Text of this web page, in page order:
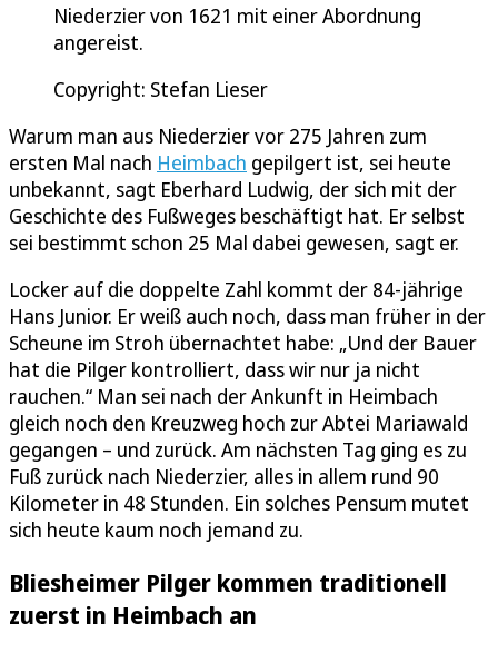
Niederzier von 1621 mit einer Abordnung
angereist.
Copyright: Stefan Lieser
Warum man aus Niederzier vor 275 Jahren zum
ersten Mal nach Heimbach gepilgert ist, sei heute
unbekannt, sagt Eberhard Ludwig, der sich mit der
Geschichte des Fußweges beschäftigt hat. Er selbst
sei bestimmt schon 25 Mal dabei gewesen, sagt er.
Locker auf die doppelte Zahl kommt der 84-jährige
Hans Junior. Er weiß auch noch, dass man früher in der
Scheune im Stroh übernachtet habe: „Und der Bauer
hat die Pilger kontrolliert, dass wir nur ja nicht
rauchen.“ Man sei nach der Ankunft in Heimbach
gleich noch den Kreuzweg hoch zur Abtei Mariawald
gegangen – und zurück. Am nächsten Tag ging es zu
Fuß zurück nach Niederzier, alles in allem rund 90
Kilometer in 48 Stunden. Ein solches Pensum mutet
sich heute kaum noch jemand zu.
Bliesheimer Pilger kommen traditionell
zuerst in Heimbach an